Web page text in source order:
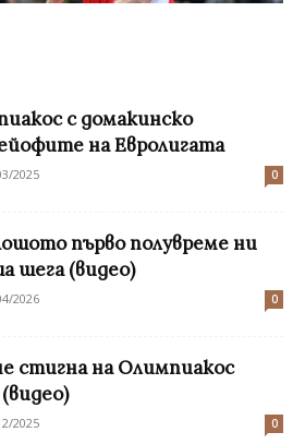
с домакинско
на Евролигата
2025 0
първо полувреме ни
шега (видео)
2026 0
стигна на Олимпиакос
2025 0